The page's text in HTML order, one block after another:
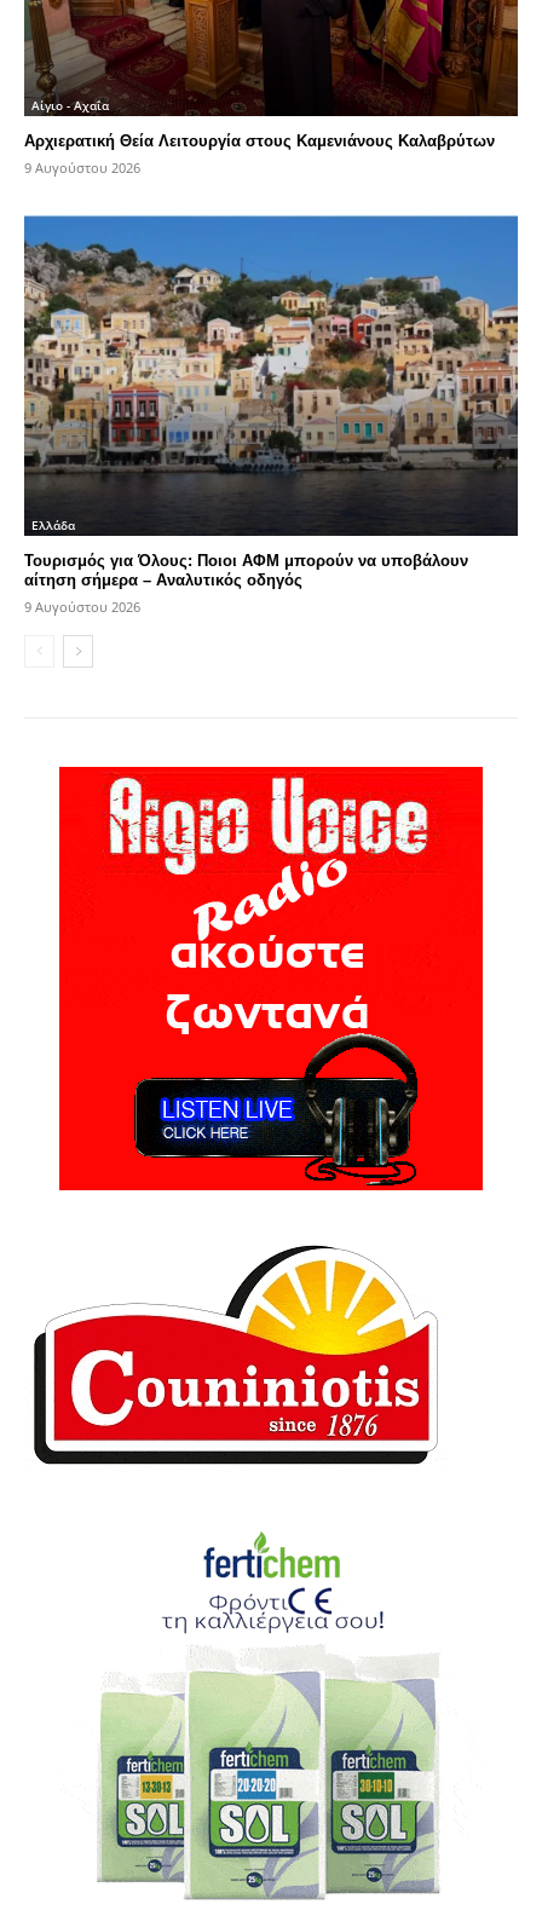
Αίγιο - Αχαΐα
Αρχιερατική Θεία Λειτουργία στους Καμενιάνους Καλαβρύτων
9 Αυγούστου 2026
Ελλάδα
Τουρισμός για Όλους: Ποιοι ΑΦΜ μπορούν να υποβάλουν
αίτηση σήμερα – Αναλυτικός οδηγός
9 Αυγούστου 2026